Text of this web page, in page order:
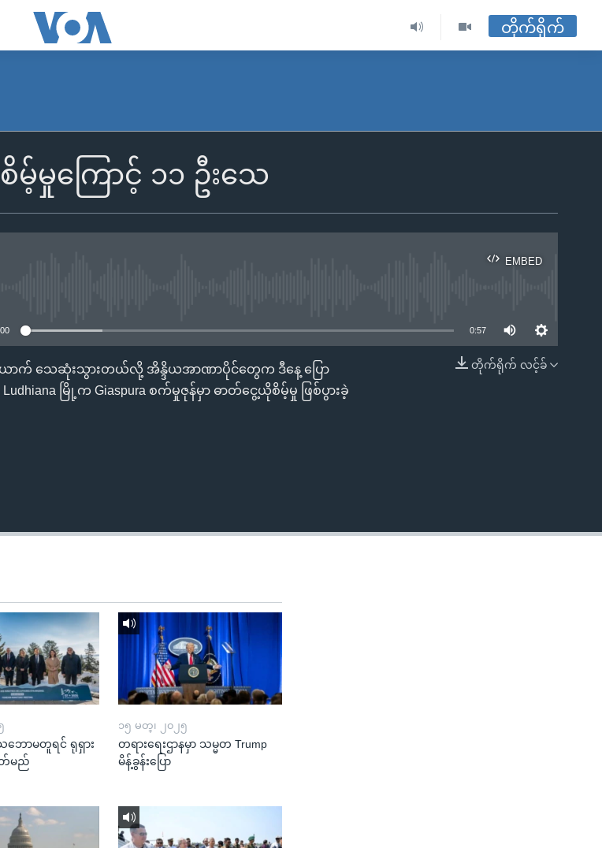
တိုက်ရိုက်
မှုကြောင့် ၁၁ ဦးသေ
EMBED
EMBED
0:57
တိုက်ရိုက် လင့်ခ်
ောက် သေဆုံးသွားတယ်လို့ အိန္ဒိယအာဏာပိုင်တွေက ဒီနေ့ ပြော
မြို့က Giaspura စက်မှုဇုန်မှာ ဓာတ်ငွေ့ယိုစိမ့်မှု ဖြစ်ပွားခဲ့
ဘောမတူရင် ရုရှား
မည်
၁၅ မတ္၊ ၂၀၂၅
တရားရေးဌာနမှာ သမ္မတ Trump
မိန့်ခွန်းပြော